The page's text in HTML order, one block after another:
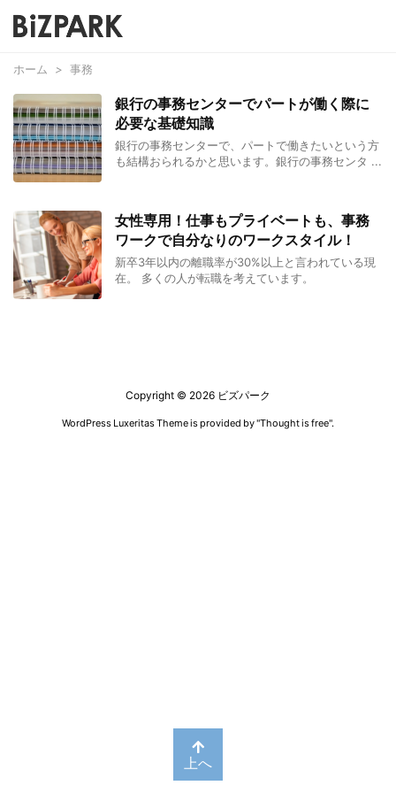
ホーム > 事務
銀行の事務センターでパートが働く際に
必要な基礎知識
銀行の事務センターで、パートで働きたいという方
も結構おられるかと思います。銀行の事務センタ ...
女性専用！仕事もプライベートも、事務
ワークで自分なりのワークスタイル！
新卒3年以内の離職率が30%以上と言われている現
在。 多くの人が転職を考えています。
Copyright © 2026 ビズパーク
WordPress Luxeritas Theme is provided by "Thought is free".
上へ